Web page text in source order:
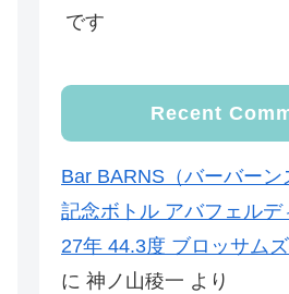
です
Recent
Bar BARNS（バーバー
記念ボトル アバフェルデ
27年 44.3度 ブロッサム
に 神ノ山稜一 より